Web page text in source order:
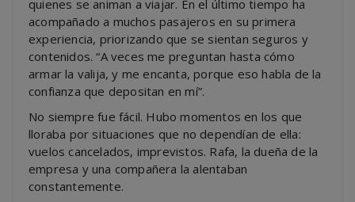
quienes se animan a viajar. En el último tiempo ha
acompañado a muchos pasajeros en su primera
experiencia, priorizando que se sientan seguros y
contenidos. “A veces me preguntan hasta cómo
armar la valija, y me encanta, porque eso habla de la
confianza que depositan en mí”.
No siempre fue fácil. Hubo momentos en los que
lloraba por situaciones que no dependían de ella:
vuelos cancelados, imprevistos. Rafa, la dueña de la
empresa y una compañera la alentaban
constantemente.